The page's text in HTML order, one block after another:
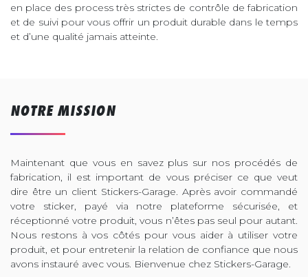
en place des process très strictes de contrôle de fabrication
et de suivi pour vous offrir un produit durable dans le temps
et d’une qualité jamais atteinte.
NOTRE MISSION
Maintenant que vous en savez plus sur nos procédés de
fabrication, il est important de vous préciser ce que veut
dire être un client Stickers-Garage. Après avoir commandé
votre sticker, payé via notre plateforme sécurisée, et
réceptionné votre produit, vous n’êtes pas seul pour autant.
Nous restons à vos côtés pour vous aider à utiliser votre
produit, et pour entretenir la relation de confiance que nous
avons instauré avec vous. Bienvenue chez Stickers-Garage.